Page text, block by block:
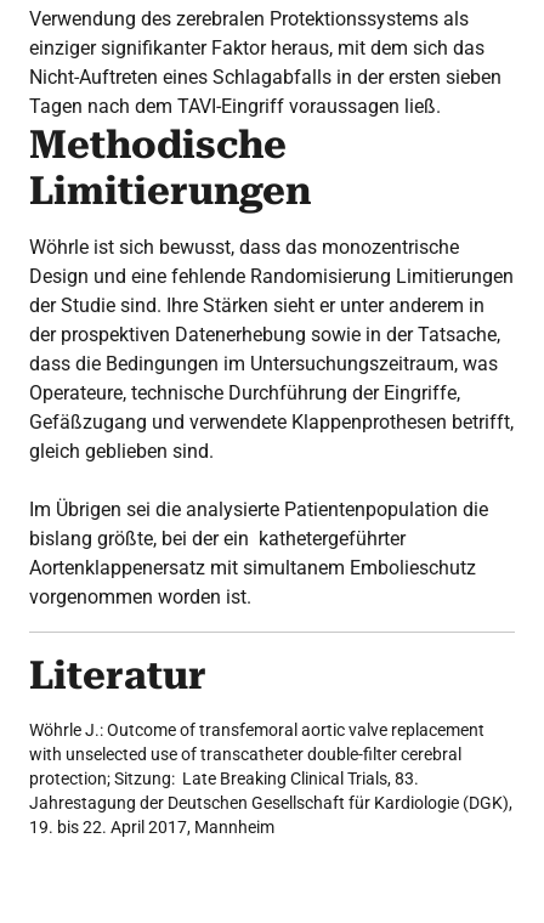
Verwendung des zerebralen Protektionssystems als
einziger signifikanter Faktor heraus, mit dem sich das
Nicht-Auftreten eines Schlagabfalls in der ersten sieben
Tagen nach dem TAVI-Eingriff voraussagen ließ.
Methodische
Limitierungen
Wöhrle ist sich bewusst, dass das monozentrische
Design und eine fehlende Randomisierung Limitierungen
der Studie sind. Ihre Stärken sieht er unter anderem in
der prospektiven Datenerhebung sowie in der Tatsache,
dass die Bedingungen im Untersuchungszeitraum, was
Operateure, technische Durchführung der Eingriffe,
Gefäßzugang und verwendete Klappenprothesen betrifft,
gleich geblieben sind.
Im Übrigen sei die analysierte Patientenpopulation die
bislang größte, bei der ein kathetergeführter
Aortenklappenersatz mit simultanem Embolieschutz
vorgenommen worden ist.
Literatur
Wöhrle J.: Outcome of transfemoral aortic valve replacement
with unselected use of transcatheter double-filter cerebral
protection; Sitzung: Late Breaking Clinical Trials, 83.
Jahrestagung der Deutschen Gesellschaft für Kardiologie (DGK),
19. bis 22. April 2017, Mannheim